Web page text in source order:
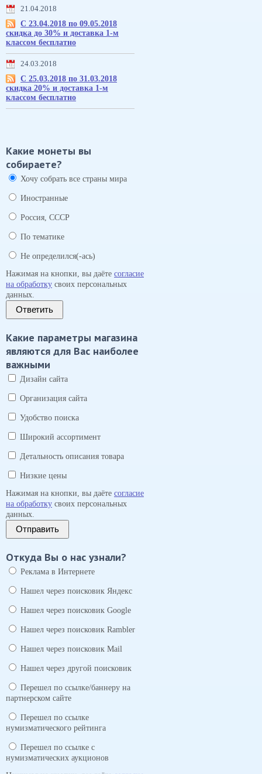
21.04.2018
С 23.04.2018 по 09.05.2018
скидка до 30% и доставка 1-м
классом бесплатно
24.03.2018
С 25.03.2018 по 31.03.2018
скидка 20% и доставка 1-м
классом бесплатно
Какие монеты вы
собираете?
Хочу собрать все страны мира
Иностранные
Россия, СССР
По тематике
Не определился(-ась)
Нажимая на кнопки, вы даёте согласие
на обработку своих персональных
данных.
Ответить
Какие параметры магазина
являются для Вас наиболее
важными
Дизайн сайта
Организация сайта
Удобство поиска
Широкий ассортимент
Детальность описания товара
Низкие цены
Нажимая на кнопки, вы даёте согласие
на обработку своих персональных
данных.
Отправить
Откуда Вы о нас узнали?
Реклама в Интернете
Нашел через поисковик Яндекс
Нашел через поисковик Google
Нашел через поисковик Rambler
Нашел через поисковик Mail
Нашел через другой поисковик
Перешел по ссылке/баннеру на
партнерском сайте
Перешел по ссылке
нумизматического рейтинга
Перешел по ссылке с
нумизматических аукционов